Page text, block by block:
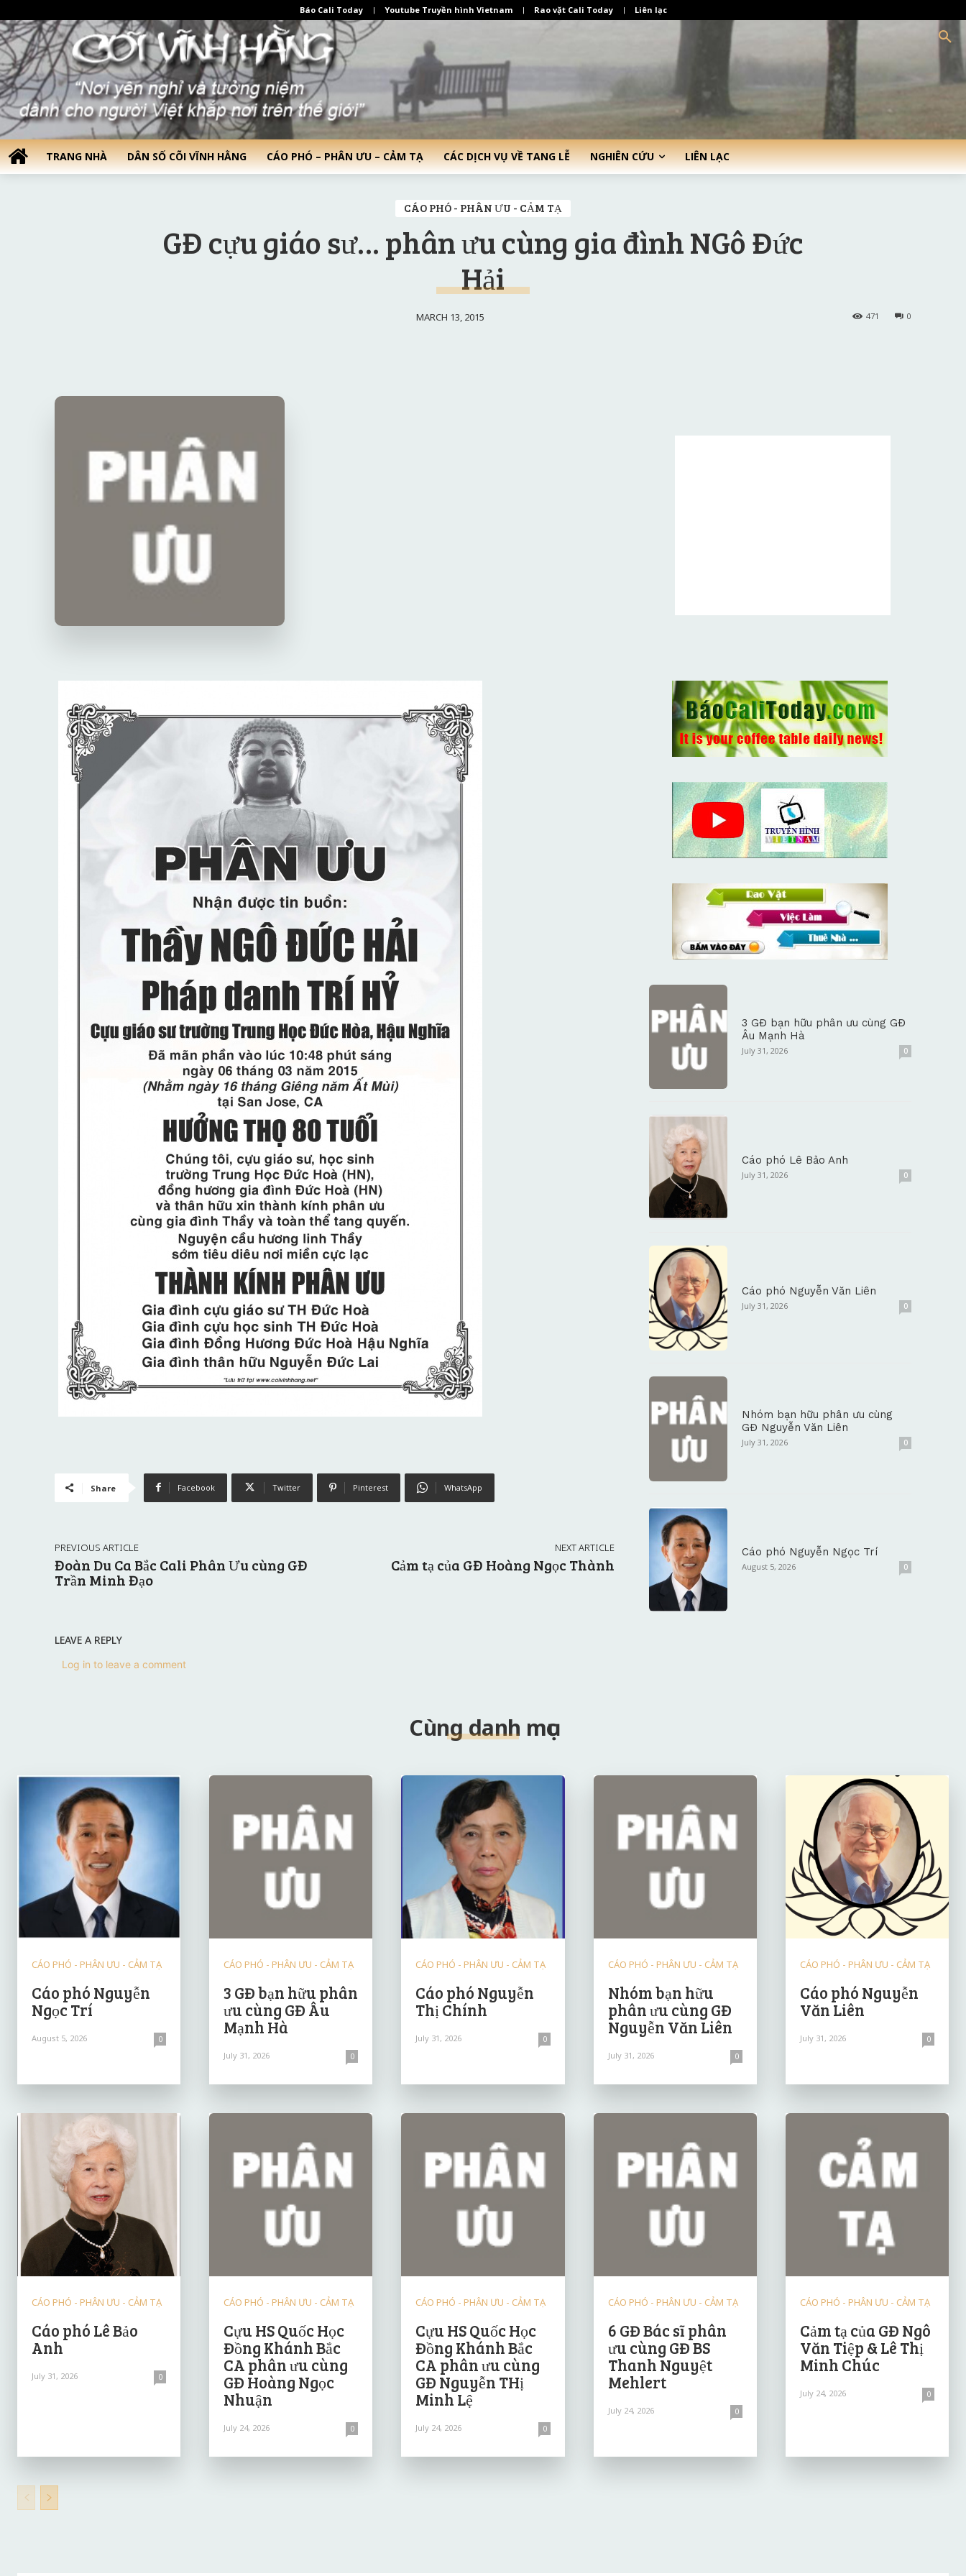
Báo Cali Today Youtube Truyền hình Vietnam Rao vặt Cali Today Liên lạc
TRANG NHÀ DÂN SỐ CÕI VĨNH HẰNG CÁO PHÓ – PHÂN ƯU – CẢM TẠ CÁC DỊCH VỤ VỀ TANG LỄ NGHIÊN CỨU LIÊN LẠC
CÁO PHÓ - PHÂN ƯU - CẢM TẠ
GĐ cựu giáo sư… phân ưu cùng gia đình NGô Đức
Hải
MARCH 13, 2015 0
471
Share Facebook Twitter Pinterest WhatsApp
PREVIOUS ARTICLE
Đoàn Du Ca Bắc Cali Phân Ưu cùng GĐ
Trần Minh Đạo
NEXT ARTICLE
Cảm tạ của GĐ Hoàng Ngọc Thành
LEAVE A REPLY
Log in to leave a comment
3 GĐ bạn hữu phân ưu cùng GĐ
Âu Mạnh Hà
July 31, 2026 0
Cáo phó Lê Bảo Anh
July 31, 2026 0
Cáo phó Nguyễn Văn Liên
July 31, 2026 0
Nhóm bạn hữu phân ưu cùng
GĐ Nguyễn Văn Liên
July 31, 2026 0
Cáo phó Nguyễn Ngọc Trí
August 5, 2026 0
Cùng danh mục
CÁO PHÓ - PHÂN ƯU - CẢM TẠ
Cáo phó Nguyễn
Ngọc Trí
August 5, 2026 0
CÁO PHÓ - PHÂN ƯU - CẢM TẠ
3 GĐ bạn hữu phân
ưu cùng GĐ Âu
Mạnh Hà
July 31, 2026 0
CÁO PHÓ - PHÂN ƯU - CẢM TẠ
Cáo phó Nguyễn
Thị Chính
July 31, 2026 0
CÁO PHÓ - PHÂN ƯU - CẢM TẠ
Nhóm bạn hữu
phân ưu cùng GĐ
Nguyễn Văn Liên
July 31, 2026 0
CÁO PHÓ - PHÂN ƯU - CẢM TẠ
Cáo phó Nguyễn
Văn Liên
July 31, 2026 0
CÁO PHÓ - PHÂN ƯU - CẢM TẠ
Cáo phó Lê Bảo
Anh
July 31, 2026 0
CÁO PHÓ - PHÂN ƯU - CẢM TẠ
Cựu HS Quốc Học
Đồng Khánh Bắc
CA phân ưu cùng
GĐ Hoàng Ngọc
Nhuận
July 24, 2026 0
CÁO PHÓ - PHÂN ƯU - CẢM TẠ
Cựu HS Quốc Học
Đồng Khánh Bắc
CA phân ưu cùng
GĐ Nguyễn THị
Minh Lệ
July 24, 2026 0
CÁO PHÓ - PHÂN ƯU - CẢM TẠ
6 GĐ Bác sĩ phân
ưu cùng GĐ BS
Thanh Nguyệt
Mehlert
July 24, 2026 0
CÁO PHÓ - PHÂN ƯU - CẢM TẠ
Cảm tạ của GĐ Ngô
Văn Tiệp & Lê Thị
Minh Chúc
July 24, 2026 0